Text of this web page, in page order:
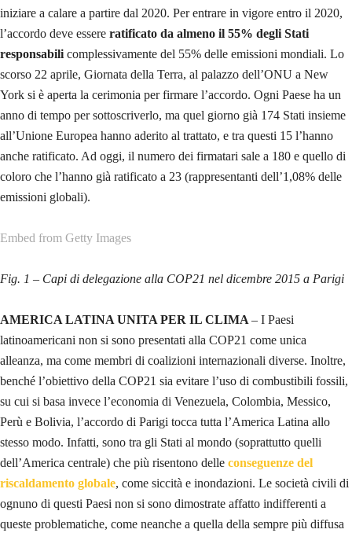
iniziare a calare a partire dal 2020. Per entrare in vigore entro il 2020,
l’accordo deve essere ratificato da almeno il 55% degli Stati
responsabili complessivamente del 55% delle emissioni mondiali. Lo
scorso 22 aprile, Giornata della Terra, al palazzo dell’ONU a New
York si è aperta la cerimonia per firmare l’accordo. Ogni Paese ha un
anno di tempo per sottoscriverlo, ma quel giorno già 174 Stati insieme
all’Unione Europea hanno aderito al trattato, e tra questi 15 l’hanno
anche ratificato. Ad oggi, il numero dei firmatari sale a 180 e quello di
coloro che l’hanno già ratificato a 23 (rappresentanti dell’1,08% delle
emissioni globali).
Embed from Getty Images
Fig. 1 – Capi di delegazione alla COP21 nel dicembre 2015 a Parigi
AMERICA LATINA UNITA PER IL CLIMA – I Paesi
latinoamericani non si sono presentati alla COP21 come unica
alleanza, ma come membri di coalizioni internazionali diverse. Inoltre,
benché l’obiettivo della COP21 sia evitare l’uso di combustibili fossili,
su cui si basa invece l’economia di Venezuela, Colombia, Messico,
Perù e Bolivia, l’accordo di Parigi tocca tutta l’America Latina allo
stesso modo. Infatti, sono tra gli Stati al mondo (soprattutto quelli
dell’America centrale) che più risentono delle conseguenze del
riscaldamento globale, come siccità e inondazioni. Le società civili di
ognuno di questi Paesi non si sono dimostrate affatto indifferenti a
queste problematiche, come neanche a quella della sempre più diffusa